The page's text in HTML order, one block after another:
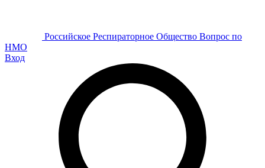
Российское Респираторное Общество Вопрос по
НМО
Вход